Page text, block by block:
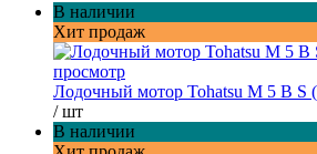
В наличии
Хит продаж
просмотр
Лодочный мотор Tohatsu M 5 B S
/ шт
В наличии